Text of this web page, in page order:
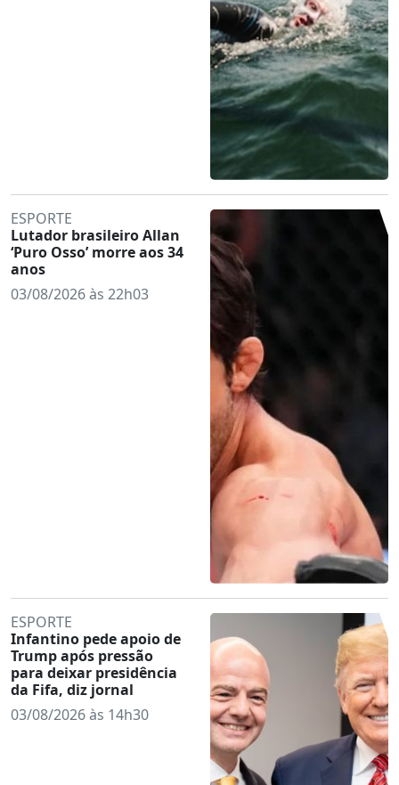
ESPORTE
Lutador brasileiro Allan
‘Puro Osso’ morre aos 34
anos
03/08/2026 às 22h03
ESPORTE
Infantino pede apoio de
Trump após pressão
para deixar presidência
da Fifa, diz jornal
03/08/2026 às 14h30